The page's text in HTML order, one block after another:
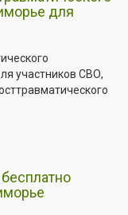
для
участников СВО,